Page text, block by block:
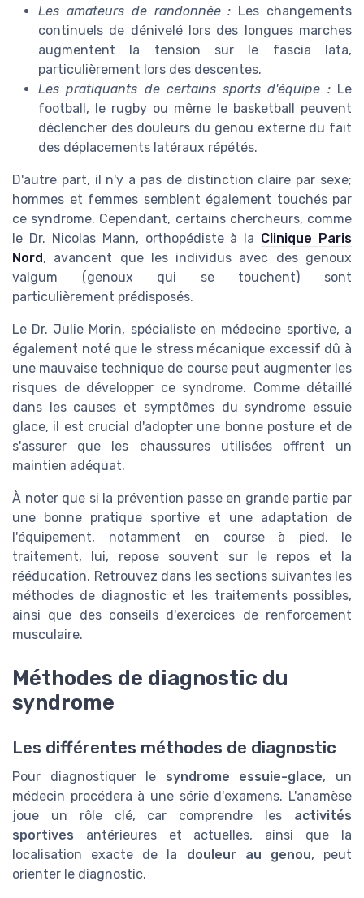
Les amateurs de randonnée : Les changements
continuels de dénivelé lors des longues marches
augmentent la tension sur le fascia lata,
particulièrement lors des descentes.
Les pratiquants de certains sports d'équipe :Le
football, le rugby ou même le basketball peuvent
déclencher des douleurs du genou externe du fait
des déplacements latéraux répétés.
D'autre part, il n'y a pas de distinction claire par sexe;
hommes et femmes semblent également touchés par
ce syndrome. Cependant, certains chercheurs, comme
le Dr. Nicolas Mann, orthopédiste à la Clinique Paris
Nord, avancent que les individus avec des genoux
valgum (genoux qui se touchent) sont
particulièrement prédisposés.
Le Dr. Julie Morin, spécialiste en médecine sportive, a
également noté que le stress mécanique excessif dû à
une mauvaise technique de course peut augmenter les
risques de développer ce syndrome. Comme détaillé
dans les causes et symptômes du syndrome essuie
glace, il est crucial d'adopter une bonne posture et de
s'assurer que les chaussures utilisées offrent un
maintien adéquat.
À noter que si la prévention passe en grande partie par
une bonne pratique sportive et une adaptation de
l'équipement, notamment en course à pied, le
traitement, lui, repose souvent sur le repos et la
rééducation. Retrouvez dans les sections suivantes les
méthodes de diagnostic et les traitements possibles,
ainsi que des conseils d'exercices de renforcement
musculaire.
Méthodes de diagnostic du
syndrome
Les différentes méthodes de diagnostic
Pour diagnostiquer le syndrome essuie-glace, un
médecin procédera à une série d'examens. L'anamèse
joue un rôle clé, car comprendre les activités
sportives antérieures et actuelles, ainsi que la
localisation exacte de la douleur au genou, peut
orienter le diagnostic.